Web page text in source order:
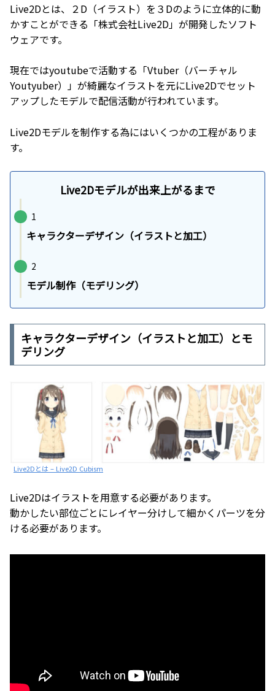
Live2Dとは、２D（イラスト）を３Dのように立体的に動
かすことができる「株式会社Live2D」が開発したソフト
ウェアです。
現在ではyoutubeで活動する「Vtuber（バーチャル
Youtyuber）」が綺麗なイラストを元にLive2Dでセット
アップしたモデルで配信活動が行われています。
Live2Dモデルを制作する為にはいくつかの工程がありま
す。
Live2Dモデルが出来上がるまで
1
キャラクターデザイン（イラストと加工）
2
モデル制作（モデリング）
キャラクターデザイン（イラストと加工）とモ
デリング
Live2Dとは – Live2D Cubism
Live2Dはイラストを用意する必要があります。
動かしたい部位ごとにレイヤー分けして細かくパーツを分
ける必要があります。